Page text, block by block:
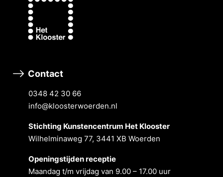
Contact
0348 42 30 66
info@kloosterwoerden.nl
Stichting Kunstencentrum Het Klooster
Wilhelminaweg 77, 3441 XB Woerden
Openingstĳden receptie
Maandag t/m vrĳdag van 9.00 – 17.00 uur